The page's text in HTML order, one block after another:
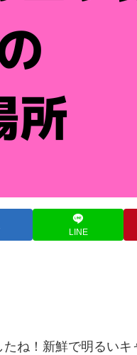
LINE
ね！新鮮で明るい